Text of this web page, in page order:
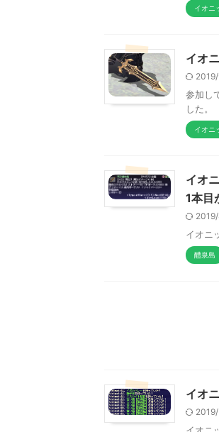
イオニ
イオ
参加し
した。
イオニ
イオ
1本目
イオニ
醴泉島
イオ